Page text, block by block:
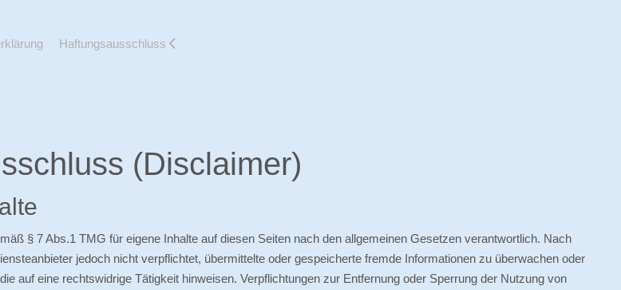
Haftungsausschluss
(Disclaimer)
§ 7 Abs.1 TMG für eigene Inhalte auf diesen Seiten nach den allgemeinen Gesetzen verantwortlich. Nach
jedoch nicht verpflichtet, übermittelte oder gespeicherte fremde Informationen zu überwachen oder
auf eine rechtswidrige Tätigkeit hinweisen. Verpflichtungen zur Entfernung oder Sperrung der Nutzung von